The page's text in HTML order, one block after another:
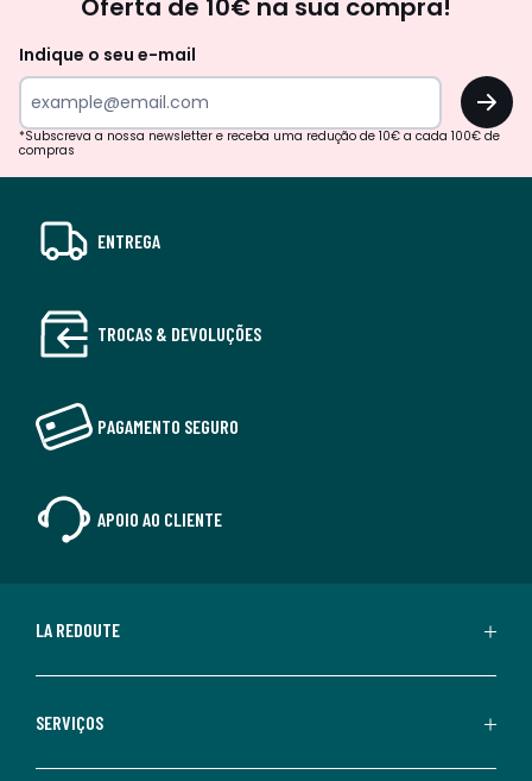
Indique o seu e-mail
OK
*Subscreva a nossa newsletter e receba uma redução de 10€ a cada 100€ de
compras
ENTREGA
TROCAS & DEVOLUÇÕES
PAGAMENTO SEGURO
APOIO AO CLIENTE
LA REDOUTE
SERVIÇOS